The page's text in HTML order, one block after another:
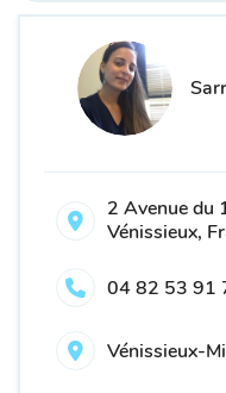
2 Avenue du
Vénissieux,
04 82 53 91
Vénissieux-